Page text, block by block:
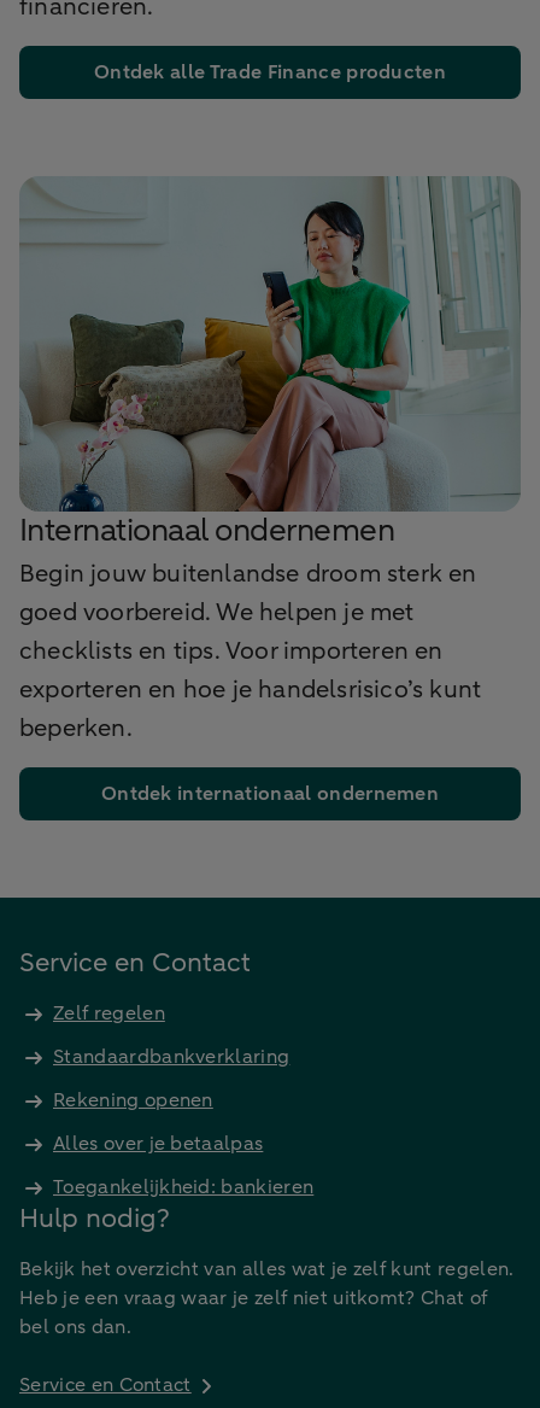
financieren.
Ontdek alle Trade Finance producten
Internationaal ondernemen
Begin jouw buitenlandse droom sterk en
goed voorbereid. We helpen je met
checklists en tips. Voor importeren en
exporteren en hoe je handelsrisico’s kunt
beperken.
Ontdek internationaal ondernemen
Service en Contact
Zelf regelen
Standaardbankverklaring
Rekening openen
Alles over je betaalpas
Toegankelijkheid: bankieren
Hulp nodig?
Bekijk het overzicht van alles wat je zelf kunt regelen.
Heb je een vraag waar je zelf niet uitkomt? Chat of
bel ons dan.
Service en Contact